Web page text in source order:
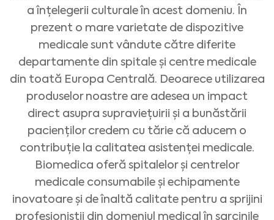
a înțelegerii culturale în acest domeniu. În
prezent o mare varietate de dispozitive
medicale sunt vândute către diferite
departamente din spitale și centre medicale
din toată Europa Centrală. Deoarece utilizarea
produselor noastre are adesea un impact
direct asupra supraviețuirii și a bunăstării
pacienților credem cu tărie că aducem o
contribuție la calitatea asistenței medicale.
Biomedica oferă spitalelor și centrelor
medicale consumabile și echipamente
inovatoare și de înaltă calitate pentru a sprijini
profesioniștii din domeniul medical în sarcinile